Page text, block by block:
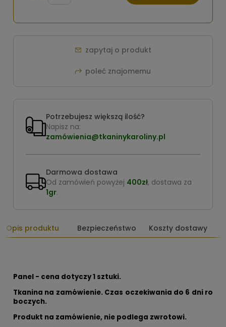
zapytaj o produkt
poleć znajomemu
Potrzebujesz większą ilość?
Napisz na:
zamówienia@tkaninykaroliny.pl
Darmowa dostawa
Od zamówień powyżej 400zł, dostawa za
1gr.
Opis produktu Bezpieczeństwo Koszty dostawy
Panel - cena dotyczy 1 sztuki.
Tkanina na zamówienie. Czas oczekiwania do 6 dni ro
boczych.
Produkt na zamówienie, nie podlega zwrotowi.